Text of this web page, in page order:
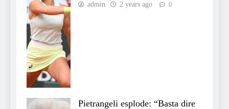
admin 2 years ago 0
Pietrangeli esplode: “Basta dire